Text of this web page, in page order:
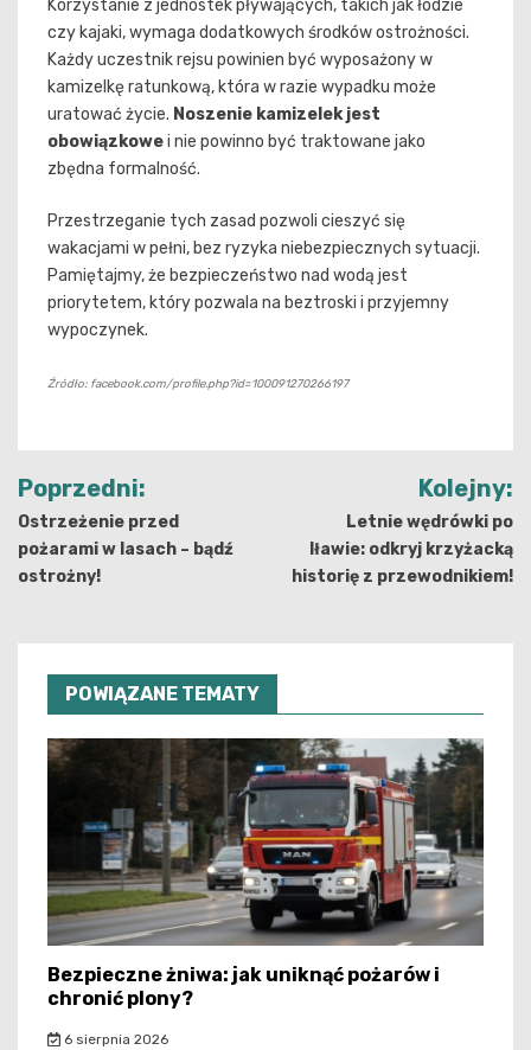
Korzystanie z jednostek pływających, takich jak łodzie
czy kajaki, wymaga dodatkowych środków ostrożności.
Każdy uczestnik rejsu powinien być wyposażony w
kamizelkę ratunkową, która w razie wypadku może
uratować życie. Noszenie kamizelek jest
obowiązkowei nie powinno być traktowane jako
zbędna formalność.
Przestrzeganie tych zasad pozwoli cieszyć się
wakacjami w pełni, bez ryzyka niebezpiecznych sytuacji.
Pamiętajmy, że bezpieczeństwo nad wodą jest
priorytetem, który pozwala na beztroski i przyjemny
wypoczynek.
Źródło: facebook.com/profile.php?id=100091270266197
Nawigacja
wpisu
Poprzedni:
Ostrzeżenie przed
pożarami w lasach – bądź
ostrożny!
Kolejny:
Letnie wędrówki po
Iławie: odkryj krzyżacką
historię z przewodnikiem!
POWIĄZANE TEMATY
Bezpieczne żniwa: jak uniknąć pożarów i
chronić plony?
6 sierpnia 2026